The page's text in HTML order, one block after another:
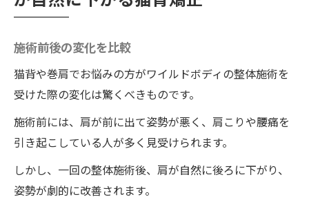
施術前後の変化を比較
猫背や巻肩でお悩みの方がワイルドボディの整体施術を
受けた際の変化は驚くべきものです。
施術前には、肩が前に出て姿勢が悪く、肩こりや腰痛を
引き起こしている人が多く見受けられます。
しかし、一回の整体施術後、肩が自然に後ろに下がり、
姿勢が劇的に改善されます。